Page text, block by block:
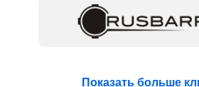
Показать больше